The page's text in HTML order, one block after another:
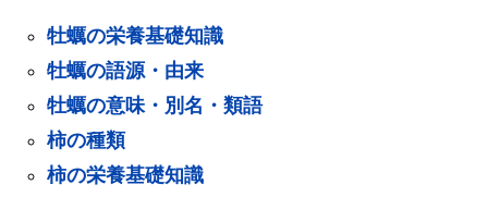
牡蠣の栄養基礎知識
牡蠣の語源・由来
牡蠣の意味・別名・類語
柿の種類
柿の栄養基礎知識